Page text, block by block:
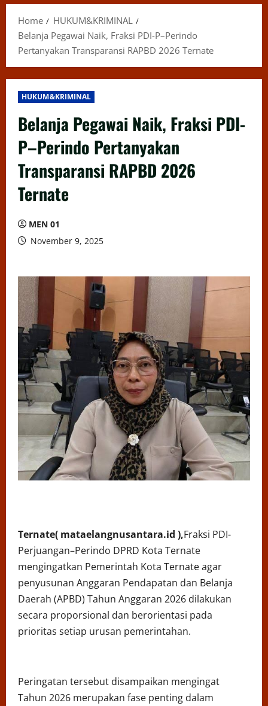
Home
HUKUM&KRIMINAL
Belanja Pegawai Naik, Fraksi PDI-P–Perindo
Pertanyakan Transparansi RAPBD 2026 Ternate
HUKUM&KRIMINAL
Belanja Pegawai Naik, Fraksi PDI-
P–Perindo Pertanyakan
Transparansi RAPBD 2026
Ternate
MEN 01
November 9, 2025
Ternate( mataelangnusantara.id ),Fraksi PDI-
Perjuangan–Perindo DPRD Kota Ternate
mengingatkan Pemerintah Kota Ternate agar
penyusunan Anggaran Pendapatan dan Belanja
Daerah (APBD) Tahun Anggaran 2026 dilakukan
secara proporsional dan berorientasi pada
prioritas setiap urusan pemerintahan.
Peringatan tersebut disampaikan mengingat
Tahun 2026 merupakan fase penting dalam